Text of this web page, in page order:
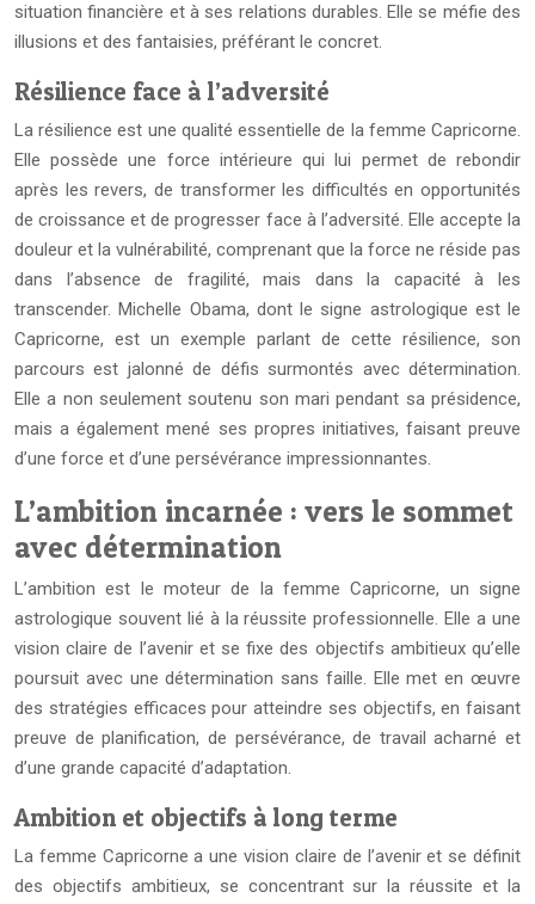
situation financière et à ses relations durables. Elle se méfie des
illusions et des fantaisies, préférant le concret.
Résilience face à l’adversité
La résilience est une qualité essentielle de la femme Capricorne.
Elle possède une force intérieure qui lui permet de rebondir
après les revers, de transformer les difficultés en opportunités
de croissance et de progresser face à l’adversité. Elle accepte la
douleur et la vulnérabilité, comprenant que la force ne réside pas
dans l’absence de fragilité, mais dans la capacité à les
transcender. Michelle Obama, dont le signe astrologique est le
Capricorne, est un exemple parlant de cette résilience, son
parcours est jalonné de défis surmontés avec détermination.
Elle a non seulement soutenu son mari pendant sa présidence,
mais a également mené ses propres initiatives, faisant preuve
d’une force et d’une persévérance impressionnantes.
L’ambition incarnée : vers le sommet
avec détermination
L’ambition est le moteur de la femme Capricorne, un signe
astrologique souvent lié à la réussite professionnelle. Elle a une
vision claire de l’avenir et se fixe des objectifs ambitieux qu’elle
poursuit avec une détermination sans faille. Elle met en œuvre
des stratégies efficaces pour atteindre ses objectifs, en faisant
preuve de planification, de persévérance, de travail acharné et
d’une grande capacité d’adaptation.
Ambition et objectifs à long terme
La femme Capricorne a une vision claire de l’avenir et se définit
des objectifs ambitieux, se concentrant sur la réussite et la